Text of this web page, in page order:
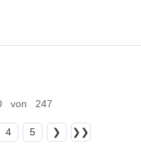
von 247
4 5 ❯ ❯❯